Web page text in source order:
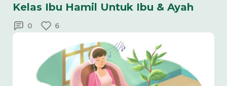
Kelas Ibu Hamil Untuk Ibu & Ayah
0 6